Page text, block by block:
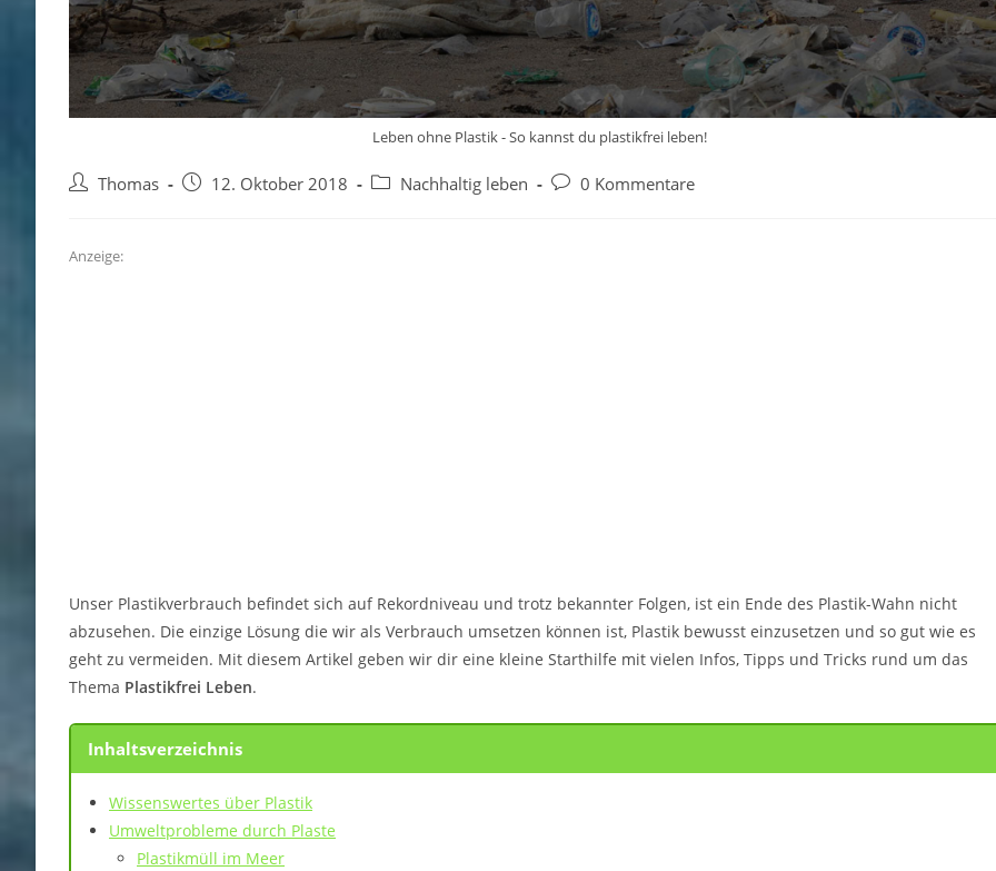
Leben ohne Plastik - So kannst du plastikfrei leben!
Beitrags-
Thomas
Beitrag12. Oktober 2018
Beitrags-
Nachhaltig leben
Beitrags-
0 Kommentare
Anzeige:
Unser Plastikverbrauch befindet sich auf Rekordniveau und trotz bekannter Folgen, ist ein Ende des Plastik-Wahn nicht
abzusehen. Die einzige Lösung die wir als Verbrauch umsetzen können ist, Plastik bewusst einzusetzen und so gut wie es
geht zu vermeiden. Mit diesem Artikel geben wir dir eine kleine Starthilfe mit vielen Infos, Tipps und Tricks rund um das
Thema Plastikfrei Leben.
Inhaltsverzeichnis
Wissenswertes über Plastik
Umweltprobleme durch Plaste
Plastikmüll im Meer